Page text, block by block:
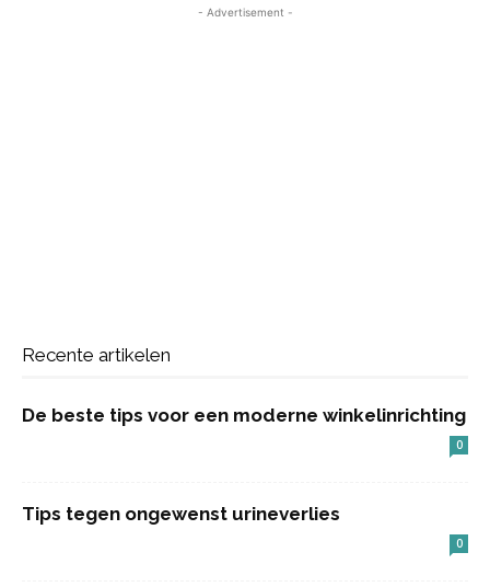
- Advertisement -
Recente artikelen
De beste tips voor een moderne winkelinrichting
0
Tips tegen ongewenst urineverlies
0